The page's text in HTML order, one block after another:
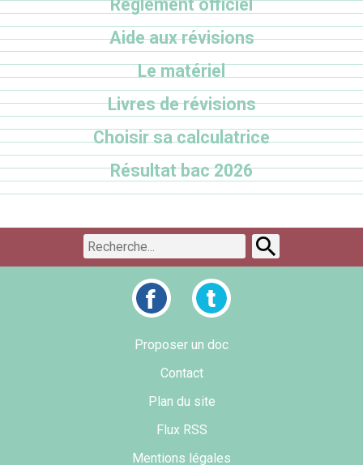
Règlement officiel
Aide aux révisions
Le matériel
Livres de révisions
Choisir sa calculatrice
Résultat bac 2026
Proposer un doc
Contact
Plan du site
Flux RSS
Mentions légales